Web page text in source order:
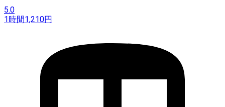
5.0
1時間1,210円